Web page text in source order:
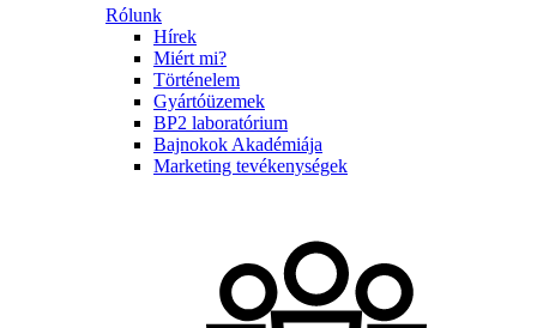
Rólunk
Hírek
Miért mi?
Történelem
Gyártóüzemek
BP2 laboratórium
Bajnokok Akadémiája
Marketing tevékenységek